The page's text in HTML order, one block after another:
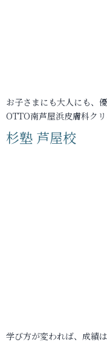
お子さまにも大人にも、
OTTO南芦屋浜皮膚科クリ
杉塾 芦屋校
学び方が変われば、成績は